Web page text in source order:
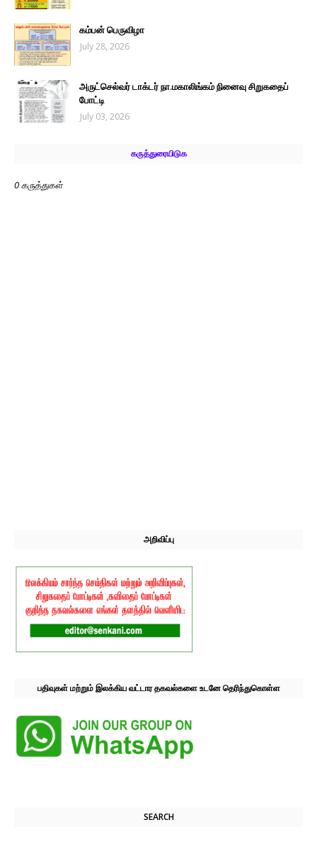
கம்பன் பெருவிழா
July 28, 2026
அருட்செல்வர் டாக்டர் நா.மகாலிங்கம் நினைவு சிறுகதைப்
போட்டி
July 03, 2026
கருத்துரையிடுக
0 கருத்துகள்
அறிவிப்பு
பதிவுகள் மற்றும் இலக்கிய வட்டார தகவல்களை உடனே தெரிந்துகொள்ள
SEARCH